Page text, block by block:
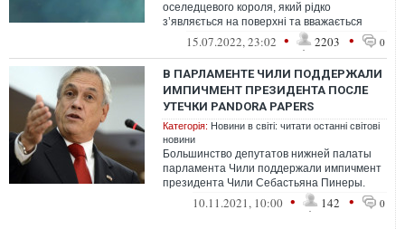
оселедцевого короля, який рідко
з’являється на поверхні та вважається
провісником катастроф.
15.07.2022, 23:02 • 2203 • 0
В ПАРЛАМЕНТЕ ЧИЛИ ПОДДЕРЖАЛИ
ИМПИЧМЕНТ ПРЕЗИДЕНТА ПОСЛЕ
УТЕЧКИ PANDORA PAPERS
Категорія: Новини в світі: читати останні світові
новини
Большинство депутатов нижней палаты
парламента Чили поддержали импичмент
президента Чили Себастьяна Пинеры.
Процесс был начат после обнародования
10.11.2021, 10:00 • 142 • 0